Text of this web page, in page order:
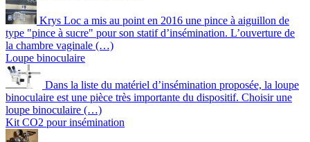
Krys Loc a mis au point en 2016 une pince à aiguillon de
type "pince à sucre" pour son statif d’insémination. L’ouverture de
la chambre vaginale (…)
Loupe binoculaire
Dans la liste du matériel d’insémination proposée, la loupe
binoculaire est une pièce très importante du dispositif. Choisir une
loupe binoculaire (…)
Kit CO2 pour insémination